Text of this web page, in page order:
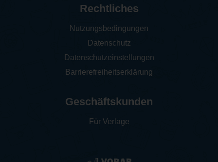
Rechtliches
Nutzungsbedingungen
Datenschutz
Datenschutzeinstellungen
Barrierefreiheitserklärung
Geschäftskunden
Für Verlage